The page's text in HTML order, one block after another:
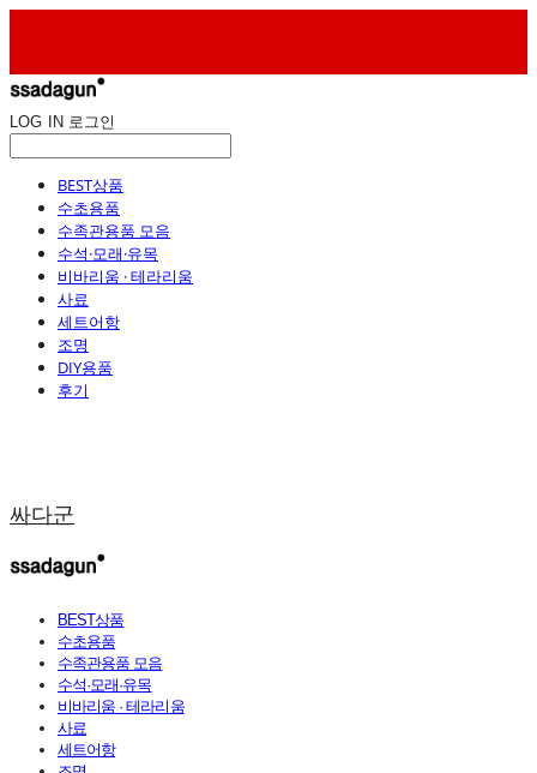
LOG IN 로그인
BEST상품
수초용품
수족관용품 모음
수석·모래·유목
비바리움 · 테라리움
사료
세트어항
조명
DIY용품
후기
싸다군
BEST상품
수초용품
수족관용품 모음
수석·모래·유목
비바리움 · 테라리움
사료
세트어항